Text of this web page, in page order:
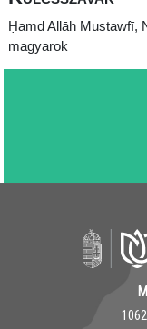
Ḥamd Allāh Mustawfī,
magyarok